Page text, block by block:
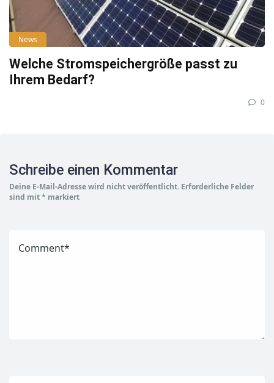
News
Welche Stromspeichergröße passt zu
Ihrem Bedarf?
0
Schreibe einen Kommentar
Deine E-Mail-Adresse wird nicht veröffentlicht. Erforderliche Felder
sind mit* markiert